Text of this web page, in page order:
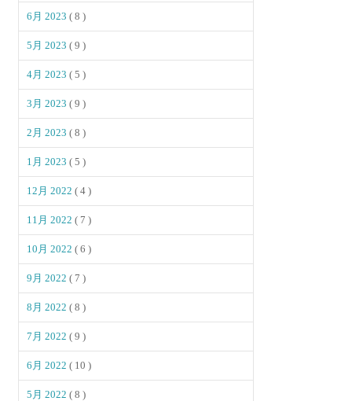
6月 2023( 8 )
5月 2023( 9 )
4月 2023( 5 )
3月 2023( 9 )
2月 2023( 8 )
1月 2023( 5 )
12月 2022( 4 )
11月 2022( 7 )
10月 2022( 6 )
9月 2022( 7 )
8月 2022( 8 )
7月 2022( 9 )
6月 2022( 10 )
5月 2022( 8 )